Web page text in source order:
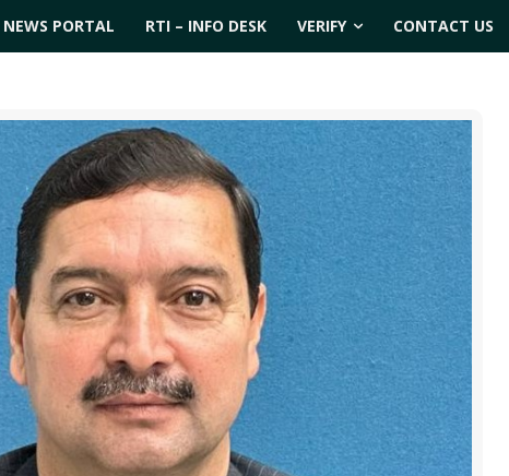
NEWS PORTAL RTI – INFO DESK VERIFY CONTACT US